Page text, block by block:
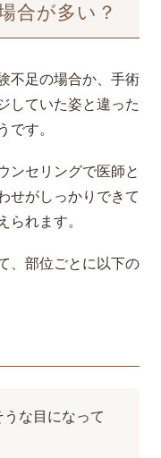
合が多い？
不足の場合か、手術
していた姿と違った
です。
ンセリングで医師と
せがしっかりできて
られます。
、部位ごとに以下の
な目になって